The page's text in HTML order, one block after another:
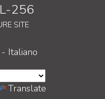
256
SITE
- Italiano
Translate